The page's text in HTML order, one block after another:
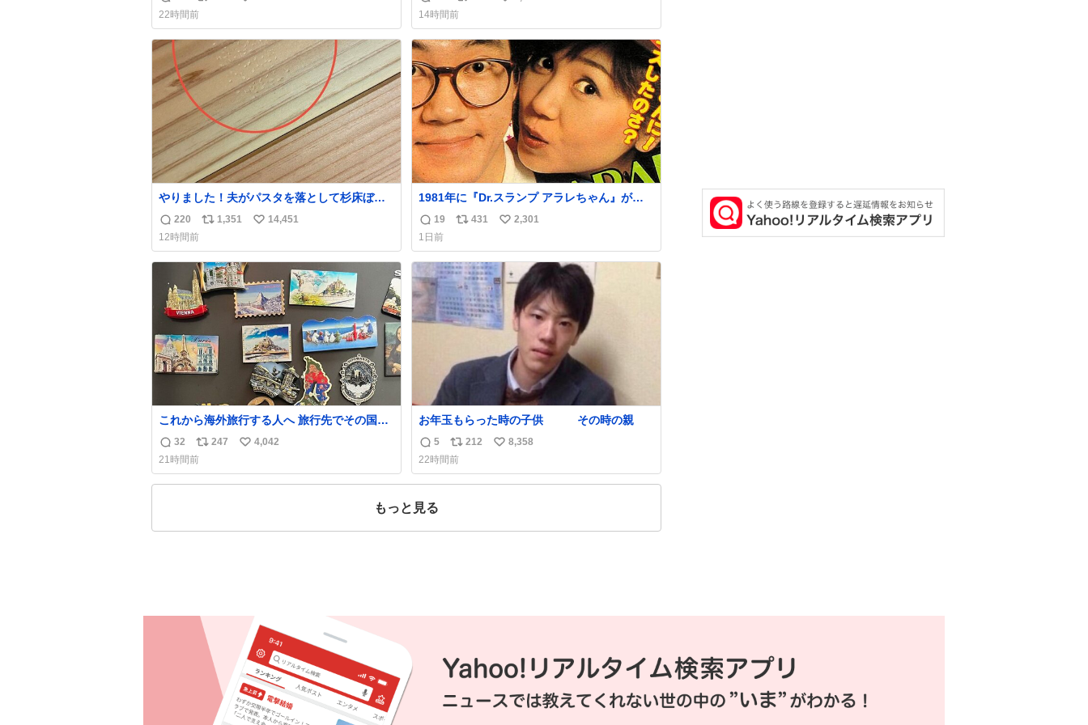
け呼んで下さい😰 保険にロードサービス付い
てて金銭負担も無いんですから これで走る
と、壊さなくていい所まで壊しちゃいますか
ら 実際、外装ダメージ、ABSセンサ断線、ブ
レーキホースも傷入っちゃってます…
返
信
数
リ
ポ
ス
ト
数
い
ね
数
22時間前
you.net/article/96186 『映画ちいかわ 人魚の
島のひみつ』を3回観て、原作も追っている筆
者が、モモンガの名誉回復を試みようとする
記事です。ちいかわ初心者向けです🖊
返
信
数
リ
ポ
ス
ト
数
い
ね
数
14時間前
やりました！夫がパスタを落として杉床ぼこ
ぼこしました！よかったーーー！ファースト
ぼこぼこ自分じゃなくて！これで第二波いつ
でもいけます！！！✌️いやーほっとした！ 杉
床を採用しようとしている方々へ忠告です。
杉床は乾燥パスタに負けます。豆腐くらいや
わやわです。
返
信
数
220
リ
ス
ト
数
1,351
い
ね
数
14,451
12時間前
1981年に『Dr.スランプ アラレちゃん』が放
映開始された直後の鳥山明さんと、小山茉美
さんです。
返
信
数
19
リ
ス
ト
数
431
い
ね
数
2,301
1日前
これから海外旅行する人へ 旅行先でその国や
都市を象徴する マグネットを買って欲しい。
僕は交換留学してた1年間で20カ国回ったけ
ど、旅行先で必ずマグネットを買い、今は家
の冷蔵庫に貼ってる。 交換留学が終わって1
返
信
数
32
リ
ポ
ス
247
い
ね
4,042
21時間前
お年玉もらった時の子供 その時の親
返
信
数
5
リ
ポ
ス
212
い
ね
8,358
22時間前
もっと見る